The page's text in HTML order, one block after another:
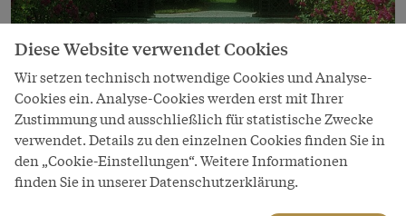
Laubengang im Hietzinger Kammergarten
in Schönbrunn
Copyright
Schloß Schönbrunn Kultur- und Betriebsges.m.b.H.
Diese Website verwendet Cookies
Wir setzen technisch notwendige Cookies und Analyse-
Cookies ein. Analyse-Cookies werden erst mit Ihrer
Zustimmung und ausschließlich für statistische Zwecke
verwendet. Details zu den einzelnen Cookies finden Sie in
den „Cookie-Einstellungen“. Weitere Informationen
finden Sie in unserer Datenschutzerklärung.